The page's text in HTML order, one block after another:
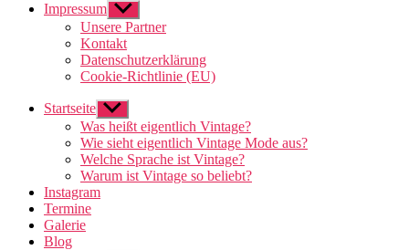
Impressum Untermenü
anzeigen
Unsere Partner
Kontakt
Datenschutzerklärung
Cookie-Richtlinie (EU)
Startseite Untermenü
anzeigen
Was heißt eigentlich Vintage?
Wie sieht eigentlich Vintage Mode aus?
Welche Sprache ist Vintage?
Warum ist Vintage so beliebt?
Instagram
Termine
Galerie
Blog